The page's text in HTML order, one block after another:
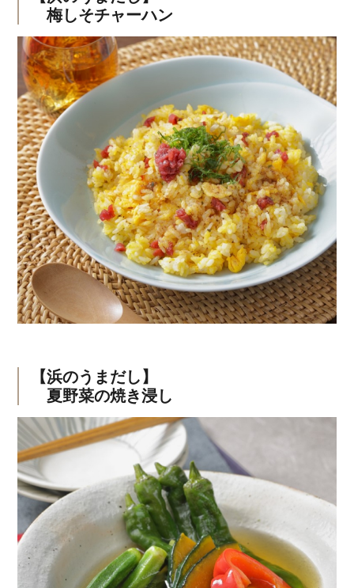
梅しそチャーハン
【浜のうまだし】
夏野菜の焼き浸し